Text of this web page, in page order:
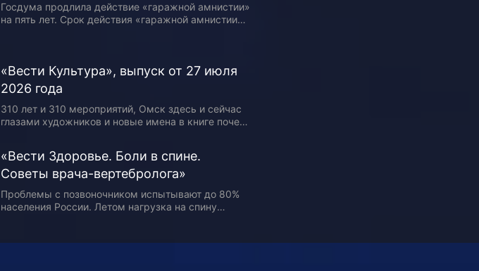
Госдума продлила действие «гаражной амнистии»
на пять лет. Срок действия «гаражной амнистии»
«Вести Культура», выпуск от 27 июля
2026 года
310 лет и 310 мероприятий, Омск здесь и сейчас
глазами художников и новые имена в книге почета
«Вести Здоровье. Боли в спине.
Советы врача-вертебролога»
Проблемы с позвоночником испытывают до 80%
населения России. Летом нагрузка на спину
на…